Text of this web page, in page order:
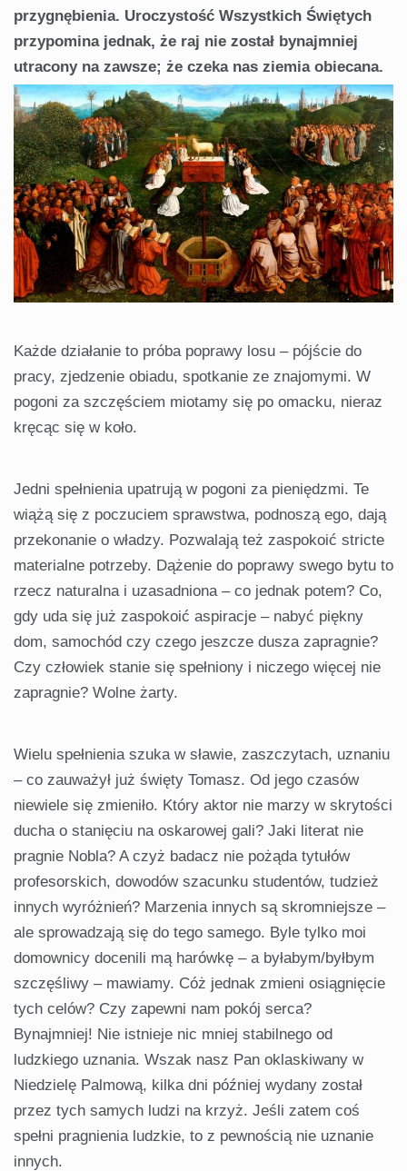
przygnębienia. Uroczystość Wszystkich Świętych
przypomina jednak, że raj nie został bynajmniej
utracony na zawsze; że czeka nas ziemia obiecana.
Każde działanie to próba poprawy losu – pójście do
pracy, zjedzenie obiadu, spotkanie ze znajomymi. W
pogoni za szczęściem miotamy się po omacku, nieraz
kręcąc się w koło.
Jedni spełnienia upatrują w pogoni za pieniędzmi. Te
wiążą się z poczuciem sprawstwa, podnoszą ego, dają
przekonanie o władzy. Pozwalają też zaspokoić stricte
materialne potrzeby. Dążenie do poprawy swego bytu to
rzecz naturalna i uzasadniona – co jednak potem? Co,
gdy uda się już zaspokoić aspiracje – nabyć piękny
dom, samochód czy czego jeszcze dusza zapragnie?
Czy człowiek stanie się spełniony i niczego więcej nie
zapragnie? Wolne żarty.
Wielu spełnienia szuka w sławie, zaszczytach, uznaniu
– co zauważył już święty Tomasz. Od jego czasów
niewiele się zmieniło. Który aktor nie marzy w skrytości
ducha o stanięciu na oskarowej gali? Jaki literat nie
pragnie Nobla? A czyż badacz nie pożąda tytułów
profesorskich, dowodów szacunku studentów, tudzież
innych wyróżnień? Marzenia innych są skromniejsze –
ale sprowadzają się do tego samego. Byle tylko moi
domownicy docenili mą harówkę – a byłabym/byłbym
szczęśliwy – mawiamy. Cóż jednak zmieni osiągnięcie
tych celów? Czy zapewni nam pokój serca?
Bynajmniej! Nie istnieje nic mniej stabilnego od
ludzkiego uznania. Wszak nasz Pan oklaskiwany w
Niedzielę Palmową, kilka dni później wydany został
przez tych samych ludzi na krzyż. Jeśli zatem coś
spełni pragnienia ludzkie, to z pewnością nie uznanie
innych.